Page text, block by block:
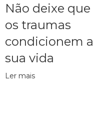
Não deixe que
os traumas
condicionem a
sua vida
Ler mais